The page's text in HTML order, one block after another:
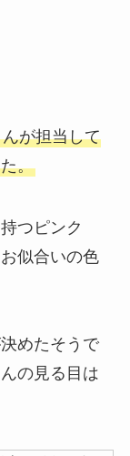
が担当して
。
つピンク
似合いの色
めたそうで
の見る目は